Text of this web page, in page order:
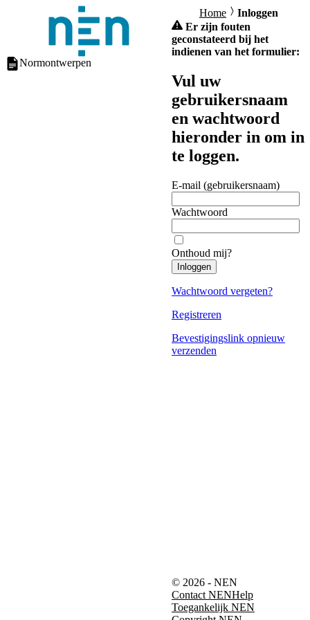
Normontwerpen
Home
Inloggen
Er zijn fouten
geconstateerd bij het
indienen van het formulier:
Vul uw
gebruikersnaam
en wachtwoord
hieronder in om in
te loggen.
E-mail (gebruikersnaam)
Wachtwoord
Onthoud mij?
Inloggen
Wachtwoord vergeten?
Registreren
Bevestigingslink opnieuw
verzenden
© 2026 - NEN
Contact NENHelp
Toegankelijk NEN